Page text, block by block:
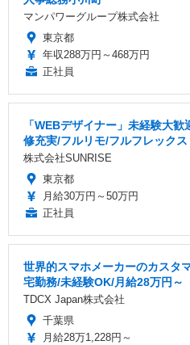
マンパワーグループ株式会社
東京都
年収288万円～468万円
正社員
「WEBデザイナー」未経験大
修充実/フルリモ/フルフレックス
株式会社SUNRISE
東京都
月給30万円～50万円
正社員
世界的スマホメーカーのカスタ
宅勤務/未経験OK/月給28万円～
TDCX Japan株式会社
千葉県
月給28万1,228円～